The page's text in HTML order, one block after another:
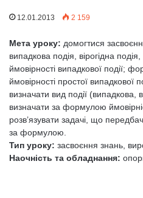
12.01.2013 2 159
Мета уроку: домогтися
випадкова подія, вірогідна
ймовірності випадкової події;
ймовірності простої випадкової
визначати вид події (випадкова,
визначати за формулою
розв’язувати задачі, що
за формулою.
Тип уроку: засвоєння знань,
Наочність та обладнання: